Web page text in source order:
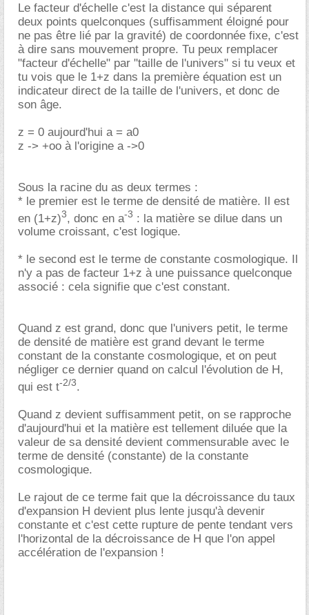
Le facteur d'échelle c'est la distance qui séparent
deux points quelconques (suffisamment éloigné pour
ne pas être lié par la gravité) de coordonnée fixe, c'est
à dire sans mouvement propre. Tu peux remplacer
"facteur d'échelle" par "taille de l'univers" si tu veux et
tu vois que le 1+z dans la première équation est un
indicateur direct de la taille de l'univers, et donc de
son âge.
z = 0 aujourd'hui a = a0
z -> +oo à l'origine a ->0
Sous la racine du as deux termes :
* le premier est le terme de densité de matière. Il est
en (1+z)3, donc en a-3 : la matière se dilue dans un
volume croissant, c'est logique.
* le second est le terme de constante cosmologique. Il
n'y a pas de facteur 1+z à une puissance quelconque
associé : cela signifie que c'est constant.
Quand z est grand, donc que l'univers petit, le terme
de densité de matière est grand devant le terme
constant de la constante cosmologique, et on peut
négliger ce dernier quand on calcul l'évolution de H,
qui est t-2/3.
Quand z devient suffisamment petit, on se rapproche
d'aujourd'hui et la matière est tellement diluée que la
valeur de sa densité devient commensurable avec le
terme de densité (constante) de la constante
cosmologique.
Le rajout de ce terme fait que la décroissance du taux
d'expansion H devient plus lente jusqu'à devenir
constante et c'est cette rupture de pente tendant vers
l'horizontal de la décroissance de H que l'on appel
accélération de l'expansion !